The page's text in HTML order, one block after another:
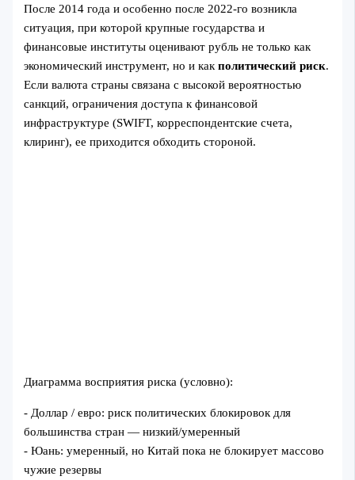
После 2014 года и особенно после 2022-го возникла
ситуация, при которой крупные государства и
финансовые институты оценивают рубль не только как
экономический инструмент, но и какполитический риск.
Если валюта страны связана с высокой вероятностью
санкций, ограничения доступа к финансовой
инфраструктуре (SWIFT, корреспондентские счета,
клиринг), ее приходится обходить стороной.
Диаграмма восприятия риска (условно):
- Доллар / евро: риск политических блокировок для
большинства стран — низкий/умеренный
- Юань: умеренный, но Китай пока не блокирует массово
чужие резервы